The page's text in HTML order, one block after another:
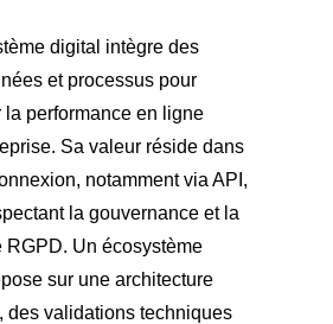
digital intègre des
et processus pour
la performance en ligne
Sa valeur réside dans
notamment via API,
la gouvernance et la
RGPD. Un écosystème
sur une architecture
des validations techniques